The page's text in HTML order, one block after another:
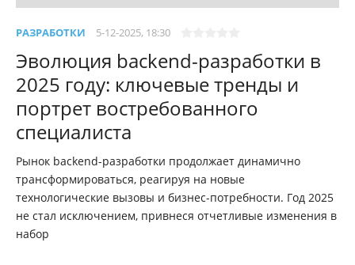
РАЗРАБОТКИ 5-12-2025, 18:30
Эволюция backend-разработки в
2025 году: ключевые тренды и
портрет востребованного
специалиста
Рынок backend-разработки продолжает динамично
трансформироваться, реагируя на новые
технологические вызовы и бизнес-потребности. Год 2025
не стал исключением, привнеся отчетливые изменения в
набор